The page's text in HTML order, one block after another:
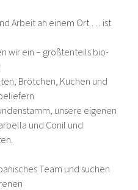
Arbeit an einem Ort … ist
wir ein – größtenteils bio-
Brötchen, Kuchen und
unsere eigenen
und Conil und
Team und suchen